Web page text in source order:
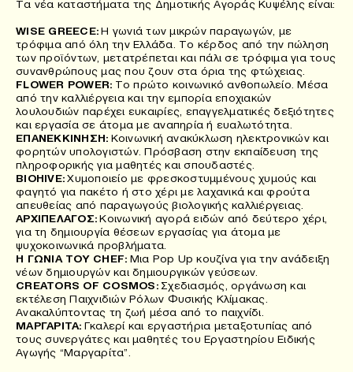
Τα νέα καταστήματα της Δημοτικής Αγοράς Κυψέλης είναι:
WISE GREECΕ:Η γωνιά των μικρών παραγωγών, με
τρόφιμα από όλη την Ελλάδα. Το κέρδος από την πώληση
των προϊόντων, μετατρέπεται και πάλι σε τρόφιμα για τους
συνανθρώπους μας που ζουν στα όρια της φτώχειας.
FLOWER POWER: Το πρώτο κοινωνικό ανθοπωλείο. Μέσα
από την καλλιέργεια και την εμπορία εποχιακών
λουλουδιών παρέχει ευκαιρίες, επαγγελματικές δεξιότητες
και εργασία σε άτομα με αναπηρία ή ευαλωτότητα.
ΕΠΑΝΕΚΚΙΝΗΣΗ: Κοινωνική ανακύκλωση ηλεκτρονικών και
φορητών υπολογιστών. Πρόσβαση στην εκπαίδευση της
πληροφορικής για μαθητές και σπουδαστές.
BIOHIVE:Χυμοποιείο με φρεσκοστυμμένους χυμούς και
φαγητό για πακέτο ή στο χέρι με λαχανικά και φρούτα
απευθείας από παραγωγούς βιολογικής καλλιέργειας.
ΑΡΧΙΠΕΛΑΓΟΣ:Κοινωνική αγορά ειδών από δεύτερο χέρι,
για τη δημιουργία θέσεων εργασίας για άτομα με
ψυχοκοινωνικά προβλήματα.
Η ΓΩΝΙΑ ΤΟΥ CHEF: Μια Pop Up κουζίνα για την ανάδειξη
νέων δημιουργών και δημιουργικών γεύσεων.
CREATORS OF COSMOS: Σχεδιασμός, οργάνωση και
εκτέλεση Παιχνιδιών Ρόλων Φυσικής Κλίμακας.
Ανακαλύπτοντας τη ζωή μέσα από το παιχνίδι.
ΜΑΡΓΑΡΙΤΑ: Γκαλερί και εργαστήρια μεταξοτυπίας από
τους συνεργάτες και μαθητές του Εργαστηρίου Ειδικής
Αγωγής “Μαργαρίτα”.